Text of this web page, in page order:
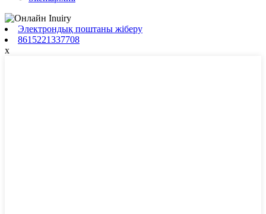
Электрондық поштаны жіберу
8615221337708
x